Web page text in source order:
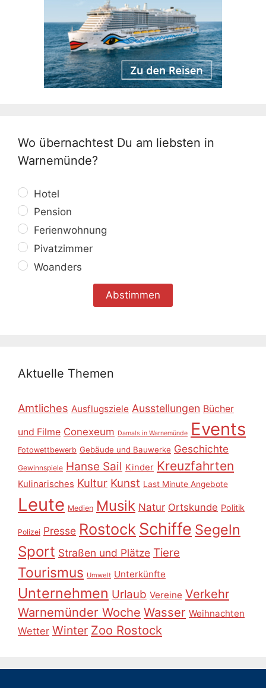
Wo übernachtest Du am liebsten in
Warnemünde?
Hotel
Pension
Ferienwohnung
Pivatzimmer
Woanders
Aktuelle Themen
Amtliches Ausflugsziele Ausstellungen Bücher
und Filme Conexeum Damals in Warnemünde Events
Fotowettbewerb Gebäude und Bauwerke Geschichte
Gewinnspiele Hanse Sail Kinder Kreuzfahrten
Kulinarisches Kultur Kunst Last Minute Angebote
Leute Medien Musik Natur Ortskunde Politik
Polizei Presse Rostock Schiffe Segeln
Sport Straßen und Plätze Tiere
Tourismus Umwelt Unterkünfte
Unternehmen Urlaub Vereine Verkehr
Warnemünder Woche Wasser Weihnachten
Wetter Winter Zoo Rostock